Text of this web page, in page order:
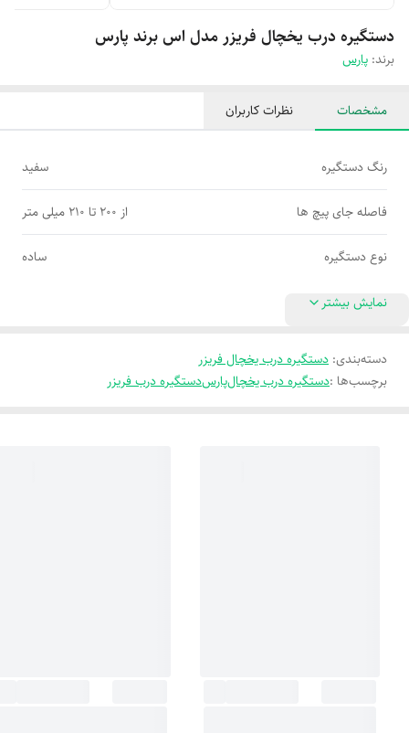
دستگیره درب یخچال فریزر مدل اس برند پارس
برند: پارس
مشخصات نظرات کاربران
رنگ دستگیره سفید
فاصله جای پیچ ها از 200 تا 210 میلی متر
نوع دستگیره ساده
نمایش بیشتر
دسته‌بندی: دستگیره درب یخچال فریزر
برچسب‌ها :دستگیره درب یخچالپارسدستگیره درب فریزر